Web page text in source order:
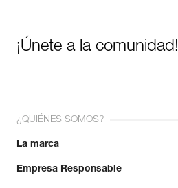
¡Únete a la comunidad!
¿QUIÉNES SOMOS?
La marca
Empresa Responsable